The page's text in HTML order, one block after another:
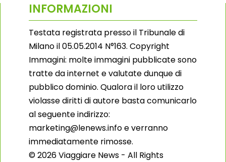
INFORMAZIONI
Testata registrata presso il Tribunale di
Milano il 05.05.2014 N°163. Copyright
Immagini: molte immagini pubblicate sono
tratte da internet e valutate dunque di
pubblico dominio. Qualora il loro utilizzo
violasse diritti di autore basta comunicarlo
al seguente indirizzo:
marketing@lenews.info e verranno
immediatamente rimosse.
© 2026 Viaggiare News - All Rights